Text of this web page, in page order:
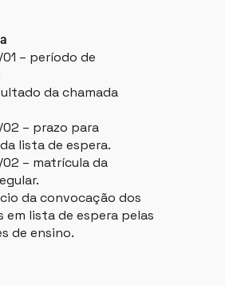
– período de
da chamada
– prazo para
lista de espera.
– matrícula da
da convocação dos
em lista de espera pelas
de ensino.